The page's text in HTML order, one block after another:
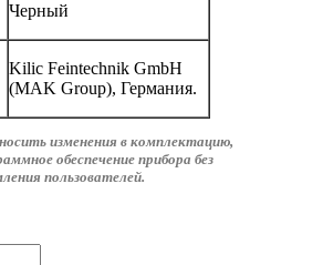
Черный
Kilic Feintechnik GmbH
(MAK Group), Германия.
изменения в комплектацию,
обеспечение прибора без
пользователей.